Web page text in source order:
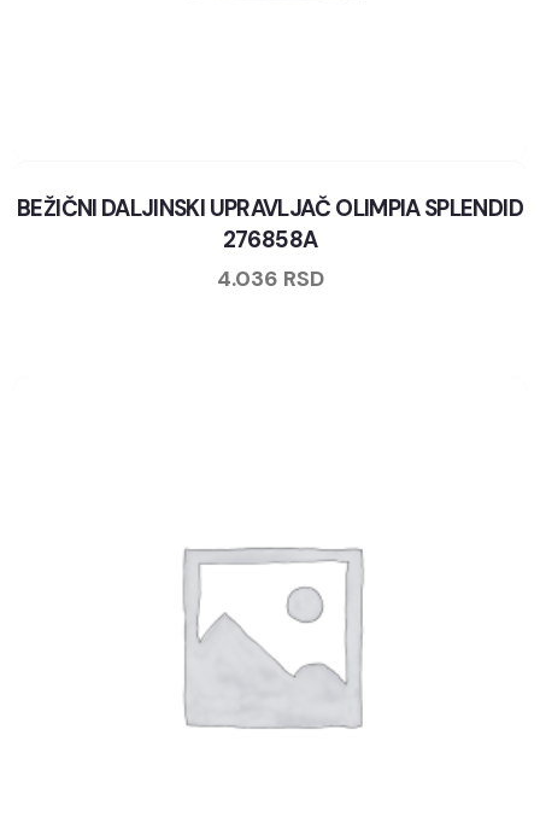
BEŽIČNI DALJINSKI UPRAVLJAČ OLIMPIA SPLENDID
276858A
4.036 RSD